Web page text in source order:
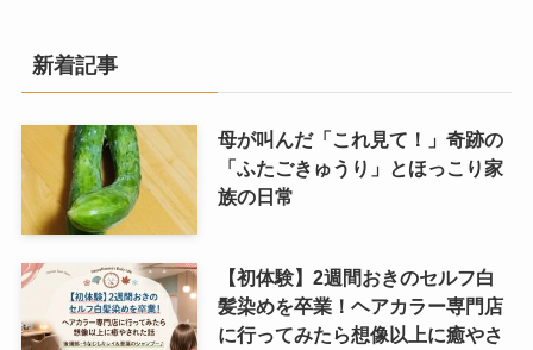
新着記事
母が叫んだ「これ見て！」奇跡の
「ふたごきゅうり」とほっこり家
族の日常
【初体験】2週間おきのセルフ白
髪染めを卒業！ヘアカラー専門店
に行ってみたら想像以上に癒やさ